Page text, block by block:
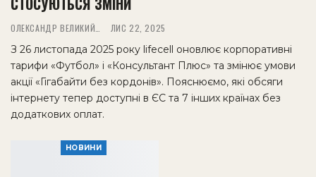
ЛИС 22, 2025
З 26 листопада 2025 року lifecell оновлює корпоративні
тарифи «Футбол» і «Консультант Плюс» та змінює умови
акції «Гігабайти без кордонів». Пояснюємо, які обсяги
інтернету тепер доступні в ЄС та 7 інших країнах без
додаткових оплат.
НОВИНИ